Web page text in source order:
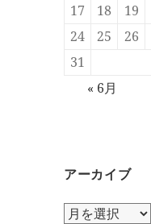
17
18 19
24
25 26
31
« 6月
アーカイブ
ア